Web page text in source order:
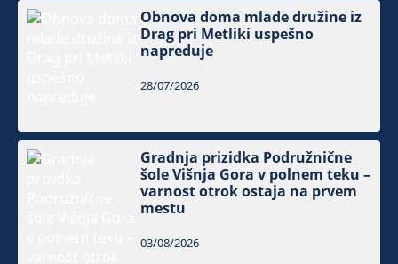
Obnova doma mlade družine iz
Drag pri Metliki uspešno
napreduje
28/07/2026
Gradnja prizidka Podružnične
šole Višnja Gora v polnem teku –
varnost otrok ostaja na prvem
mestu
03/08/2026